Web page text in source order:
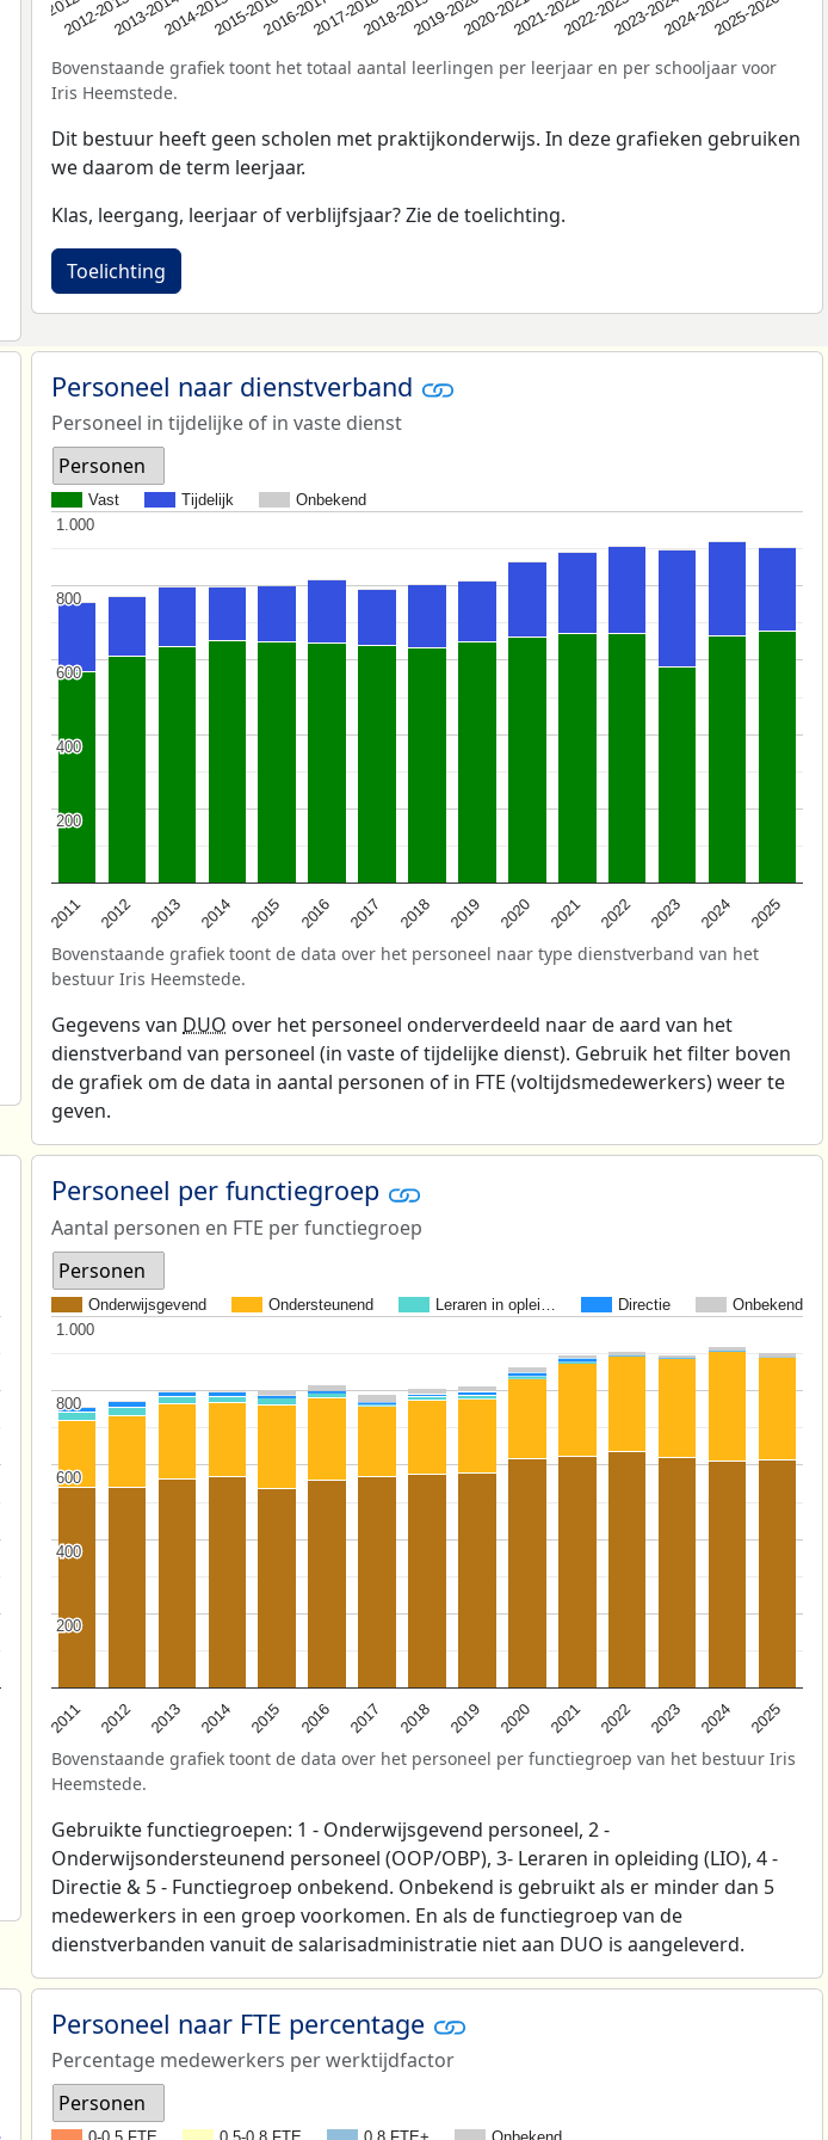
2011-20122012-20132013-20142014-20152015-20162016-20172017-20182018-20192019-20202020-20212021-20222022-20232023-20242024-20252025-2026
Bovenstaande grafiek toont het totaal aantal leerlingen per leerjaar en per schooljaar voor
Iris Heemstede.
Dit bestuur heeft geen scholen met praktijkonderwijs. In deze grafieken gebruiken
we daarom de term leerjaar.
Klas, leergang, leerjaar of verblijfsjaar? Zie de toelichting.
Toelichting
Personeel naar dienstverband
Personeel in tijdelijke of in vaste dienst
Personen
Vast Tijdelijk Onbekend
2011 2012 2013 2014 2015 2016 2017 2018 2019 2020 2021 2022 2023 2024 2025
200
200
400
400
600
600
800
800
1.000
1.000
Bovenstaande grafiek toont de data over het personeel naar type dienstverband van het
bestuur Iris Heemstede.
Gegevens van DUO over het personeel onderverdeeld naar de aard van het
dienstverband van personeel (in vaste of tijdelijke dienst). Gebruik het filter boven
de grafiek om de data in aantal personen of in FTE (voltijdsmedewerkers) weer te
geven.
Personeel per functiegroep
Aantal personen en FTE per functiegroep
Personen
Onderwijsgevend Ondersteunend Leraren in oplei… Directie Onbekend
2011 2012 2013 2014 2015 2016 2017 2018 2019 2020 2021 2022 2023 2024 2025
200
200
400
400
600
600
800
800
1.000
1.000
Bovenstaande grafiek toont de data over het personeel per functiegroep van het bestuur Iris
Heemstede.
Gebruikte functiegroepen: 1 - Onderwijsgevend personeel, 2 -
Onderwijsondersteunend personeel (OOP/OBP), 3- Leraren in opleiding (LIO), 4 -
Directie & 5 - Functiegroep onbekend. Onbekend is gebruikt als er minder dan 5
medewerkers in een groep voorkomen. En als de functiegroep van de
dienstverbanden vanuit de salarisadministratie niet aan DUO is aangeleverd.
Personeel naar FTE percentage
Percentage medewerkers per werktijdfactor
Personen